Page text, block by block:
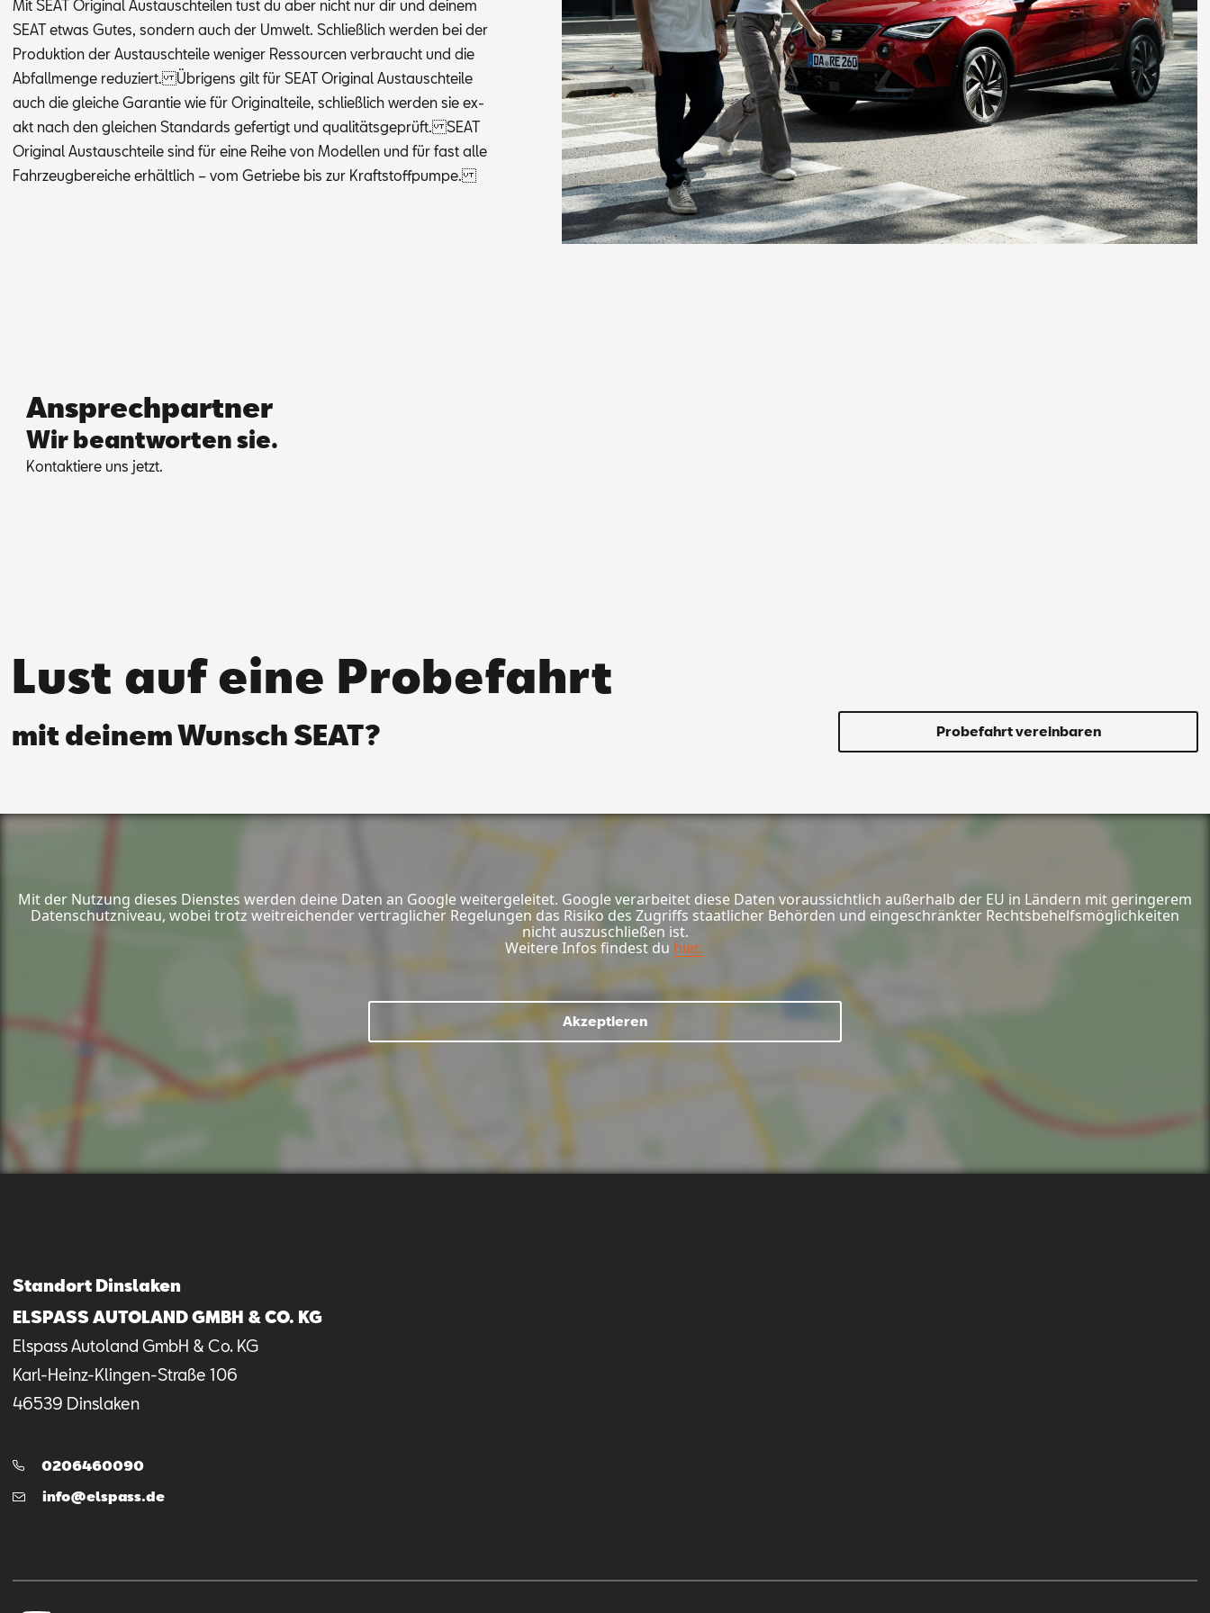
Mit SEAT Ori­gi­nal Aus­tausch­tei­len tust du aber nicht nur dir und dei­nem
SEAT et­was Gu­tes, son­dern auch der Um­welt. Schließ­lich wer­den bei der
Pro­duk­ti­on der Aus­tausch­tei­le we­ni­ger Res­sour­cen ver­braucht und die
Ab­fall­men­ge re­du­ziert. Üb­ri­gens gilt für SEAT Ori­gi­nal Aus­tausch­tei­le
auch die glei­che Ga­ran­tie wie für Ori­gi­nal­tei­le, schließ­lich wer­den sie ex­
akt nach den glei­chen Stan­dards ge­fer­tigt und qua­li­täts­ge­prüft. SEAT
Ori­gi­nal Aus­tausch­tei­le sind für eine Rei­he von Mo­del­len und für fast alle
Fahr­zeug­be­rei­che er­hält­lich – vom Ge­trie­be bis zur Kraft­stoff­pum­pe.
Ansprechpartner
Wir beantworten sie.
Kon­tak­tie­re uns jetzt.
Lust auf eine Probefahrt
mit deinem Wunsch SEAT? Probefahrt vereinbaren
Mit der Nutzung dieses Dienstes werden deine Daten an Google weitergeleitet. Google verarbeitet diese Daten voraussichtlich außerhalb der EU in Ländern mit geringerem
Datenschutzniveau, wobei trotz weitreichender vertraglicher Regelungen das Risiko des Zugriffs staatlicher Behörden und eingeschränkter Rechtsbehelfsmöglichkeiten
nicht auszuschließen ist.
Weitere Infos findest du hier.
Akzeptieren
Standort Dinslaken
ELSPASS AUTOLAND GMBH & CO. KG
Elspass Autoland GmbH & Co. KG
Karl-Heinz-Klingen-Straße 106
46539 Dinslaken
Telefon:
0206460090
E-
info@elspass.de